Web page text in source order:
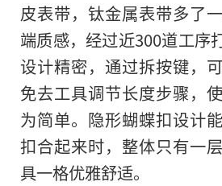
皮表带，钛金属表带多了
端质感，经过近300道工序
设计精密，通过拆按键，
免去工具调节长度步骤，
为简单。隐形蝴蝶扣设计
扣合起来时，整体只有一
具一格优雅舒适。